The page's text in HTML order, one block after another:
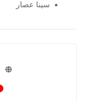
سینا عصار